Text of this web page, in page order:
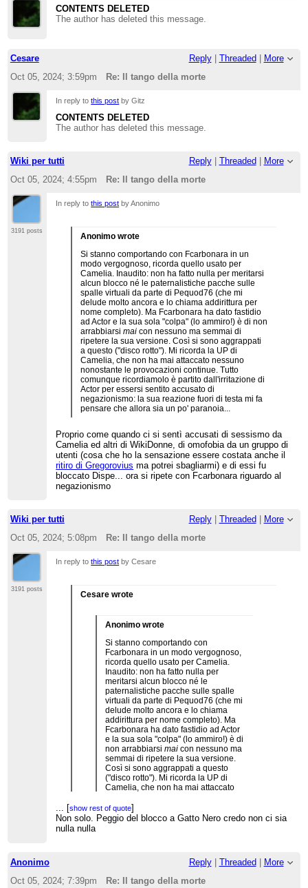
CONTENTS DELETED
The author has deleted this message.
Cesare Reply| Threaded
More
Oct 05, 2024; 3:59pm
Re: Il tango della morte
In reply tothis post by Gitz
CONTENTS DELETED
The author has deleted this message.
Wiki per tutti Reply| Threaded
More
Oct 05, 2024; 4:55pm
Re: Il tango della morte
3191 posts
In reply tothis post by Anonimo
Anonimo wrote
Si stanno comportando con Fcarbonara in un
modo vergognoso, ricorda quello usato per
Camelia. Inaudito: non ha fatto nulla per meritarsi
alcun blocco né le paternalistiche pacche sulle
spalle virtuali da parte di Pequod76 (che mi
delude molto ancora e lo chiama addirittura per
nome completo). Ma Fcarbonara ha dato fastidio
ad Actor e la sua sola "colpa" (lo ammiro!) è di non
arrabbiarsimai con nessuno ma semmai di
ripetere la sua versione. Così si sono aggrappati
a questo ("disco rotto"). Mi ricorda la UP di
Camelia, che non ha mai attaccato nessuno
nonostante le provocazioni continue. Tutto
comunque ricordiamolo è partito dall'irritazione di
Actor per essersi sentito accusato di
negazionismo: la sua reazione fuori di testa mi fa
pensare che allora sia un po' paranoia...
Proprio come quando ci si sentì accusati di sessismo da
Camelia ed altri di WikiDonne, di omofobia da un gruppo di
utenti (cosa che ho la sensazione essere costata anche il
ritiro di Gregorovius ma potrei sbagliarmi) e di essi fu
bloccato Dispe... ora si ripete con Fcarbonara riguardo al
negazionismo
Wiki per tutti Reply| Threaded
More
Oct 05, 2024; 5:08pm
Re: Il tango della morte
3191 posts
In reply tothis post by Cesare
Cesare wrote
Anonimo wrote
Si stanno comportando con
Fcarbonara in un modo vergognoso,
ricorda quello usato per Camelia.
Inaudito: non ha fatto nulla per
meritarsi alcun blocco né le
paternalistiche pacche sulle spalle
virtuali da parte di Pequod76 (che mi
delude molto ancora e lo chiama
addirittura per nome completo). Ma
Fcarbonara ha dato fastidio ad Actor
e la sua sola "colpa" (lo ammiro!) è di
non arrabbiarsi maicon nessuno ma
semmai di ripetere la sua versione.
Così si sono aggrappati a questo
("disco rotto"). Mi ricorda la UP di
Camelia, che non ha mai attaccato
continue. Tutto comunque
ricordiamolo è partito dall'irritazione
di Actor per essersi sentito accusato
Se infiniteranno Carbonara, sarà il colpo di grazia
alla credibilità del un progetto.
... [show rest of quote]
Non solo. Peggio del blocco a Gatto Nero credo non ci sia
nulla nulla
Anonimo Reply| Threaded
More
Oct 05, 2024; 7:39pm
Re: Il tango della morte